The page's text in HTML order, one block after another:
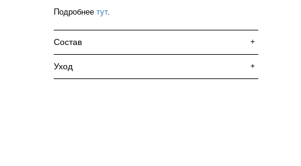
Подробнее тут.
Состав +
Уход +